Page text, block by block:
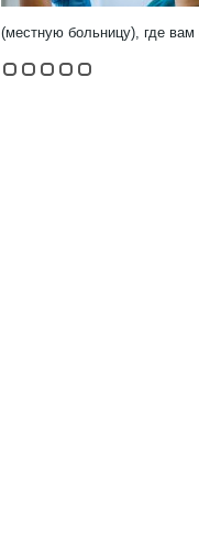
(местную больницу), где